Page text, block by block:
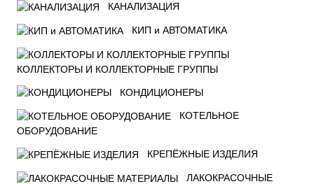
КАНАЛИЗАЦИЯ
КИП и АВТОМАТИКА
КОЛЛЕКТОРЫ И КОЛЛЕКТОРНЫЕ ГРУППЫ
КОНДИЦИОНЕРЫ
КОТЕЛЬНОЕ
ОБОРУДОВАНИЕ
КРЕПЁЖНЫЕ ИЗДЕЛИЯ
ЛАКОКРАСОЧНЫЕ